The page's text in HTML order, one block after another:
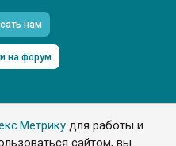
для работы и
сайтом, вы
нам
на форум
Все права защищены
сайта с обязательной